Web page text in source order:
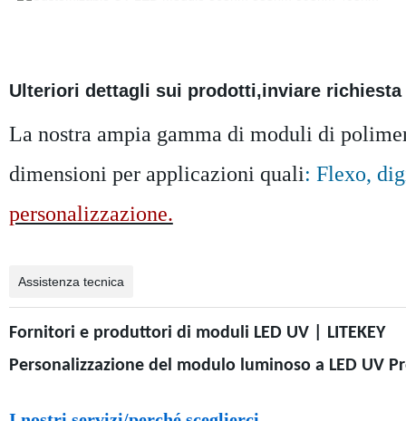
Ulteriori dettagli sui prodotti,inviare
La nostra ampia gamma di moduli di
dimensioni per applicazioni quali: Flexo,
personalizzazione.
Assistenza tecnica
Fornitori e produttori di moduli LED UV | LITEKEY
Personalizzazione del modulo luminoso a LED UV